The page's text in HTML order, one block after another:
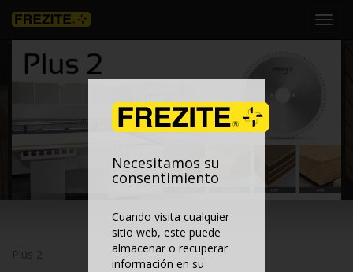
Plus 2
Necesitamos su
consentimiento
Cuando visita cualquier
sitio web, este puede
almacenar o recuperar
información en su